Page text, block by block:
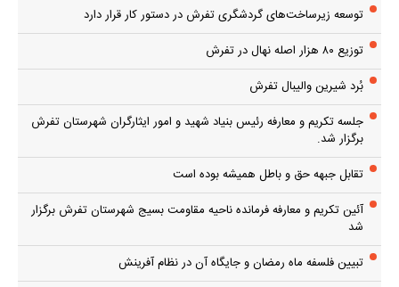
توسعه زیرساخت‌های گردشگری تفرش در دستور کار قرار دارد
توزیع ۸۰ هزار اصله نهال در تفرش
بُرد شیرین والیبال تفرش
جلسه تکریم و معارفه رئیس بنیاد شهید و امور ایثارگران شهرستان تفرش
برگزار شد.
تقابل جبهه حق و باطل همیشه بوده است
آئین تکریم و معارفه فرمانده ناحیه مقاومت بسیج شهرستان تفرش برگزار
شد
تبیین فلسفه ماه رمضان و جایگاه آن در نظام آفرینش